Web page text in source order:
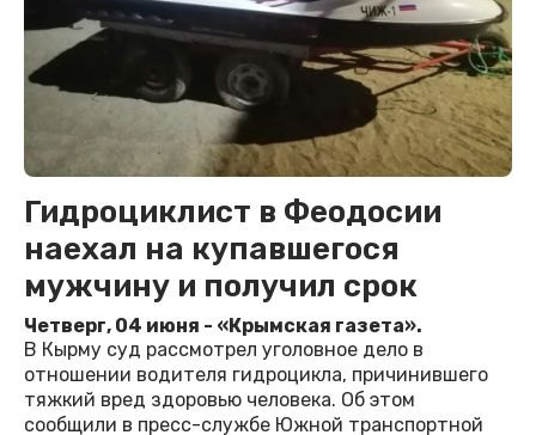
Гидроциклист в Феодосии
наехал на купавшегося
мужчину и получил срок
Четверг, 04 июня - «Крымская газета».
В Кырму суд рассмотрел уголовное дело в
отношении водителя гидроцикла, причинившего
тяжкий вред здоровью человека. Об этом
сообщили в пресс-службе Южной транспортной